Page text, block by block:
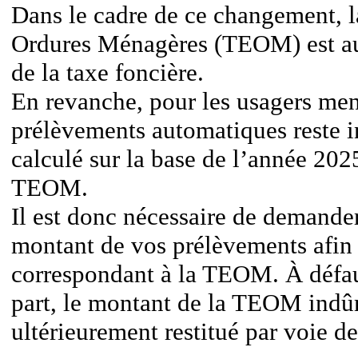
Dans le cadre de ce changement,
Ordures Ménagères (TEOM) est
de la taxe foncière.
En revanche, pour les usagers
prélèvements automatiques reste
calculé sur la base de l’année
TEOM.
Il est donc nécessaire de
montant de vos prélèvements
correspondant à la TEOM. À
part, le montant de la TEOM
ultérieurement restitué par voie